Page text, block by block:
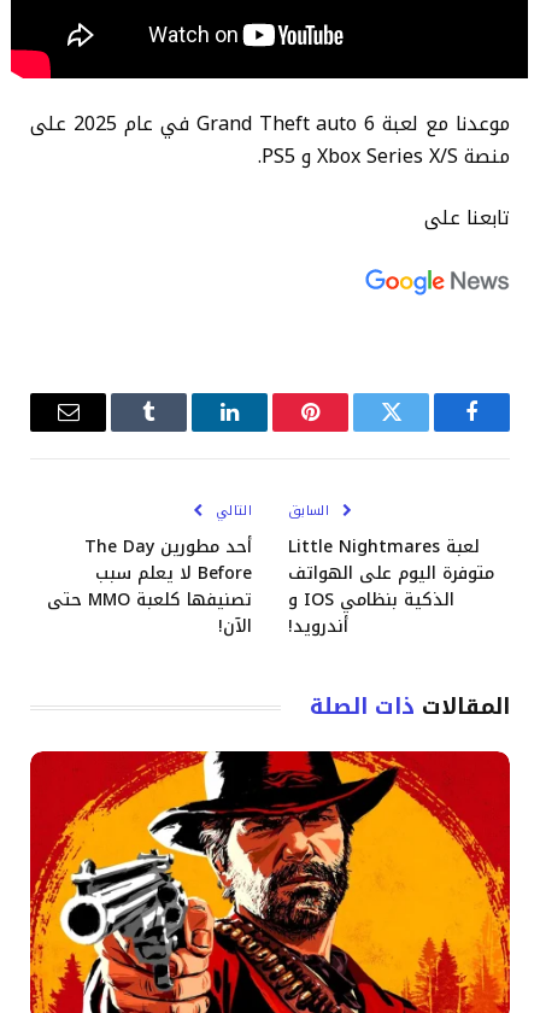
موعدنا مع لعبة Grand Theft auto 6 في عام 2025 على
منصة Xbox Series X/S و PS5.
تابعنا على
فيسبوكتويتر بينتيريستلينكدإن Tumblrالبريد
السابق
لعبة Little Nightmares
متوفرة اليوم على الهواتف
الذكية بنظامي IOS و
أندرويد!
التالي
أحد مطورين The Day
Before لا يعلم سبب
تصنيفها كلعبة MMO حتى
الآن!
المقالات ذات الصلة